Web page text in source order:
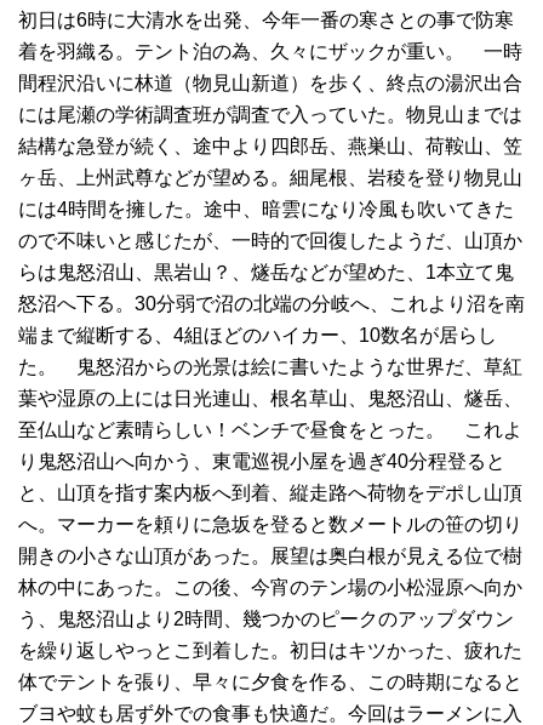
初日は6時に大清水を出発、今年一番の寒さとの事で防寒
着を羽織る。テント泊の為、久々にザックが重い。 一時
間程沢沿いに林道（物見山新道）を歩く、終点の湯沢出合
には尾瀬の学術調査班が調査で入っていた。物見山までは
結構な急登が続く、途中より四郎岳、燕巣山、荷鞍山、笠
ヶ岳、上州武尊などが望める。細尾根、岩稜を登り物見山
には4時間を擁した。途中、暗雲になり冷風も吹いてきた
ので不味いと感じたが、一時的で回復したようだ、山頂か
らは鬼怒沼山、黒岩山？、燧岳などが望めた、1本立て鬼
怒沼へ下る。30分弱で沼の北端の分岐へ、これより沼を南
端まで縦断する、4組ほどのハイカー、10数名が居らし
た。 鬼怒沼からの光景は絵に書いたような世界だ、草紅
葉や湿原の上には日光連山、根名草山、鬼怒沼山、燧岳、
至仏山など素晴らしい！ベンチで昼食をとった。 これよ
り鬼怒沼山へ向かう、東電巡視小屋を過ぎ40分程登ると
と、山頂を指す案内板へ到着、縦走路へ荷物をデポし山頂
へ。マーカーを頼りに急坂を登ると数メートルの笹の切り
開きの小さな山頂があった。展望は奥白根が見える位で樹
林の中にあった。この後、今宵のテン場の小松湿原へ向か
う、鬼怒沼山より2時間、幾つかのピークのアップダウン
を繰り返しやっとこ到着した。初日はキツかった、疲れた
体でテントを張り、早々に夕食を作る、この時期になると
ブヨや蚊も居ず外での食事も快適だ。今回はラーメンに入